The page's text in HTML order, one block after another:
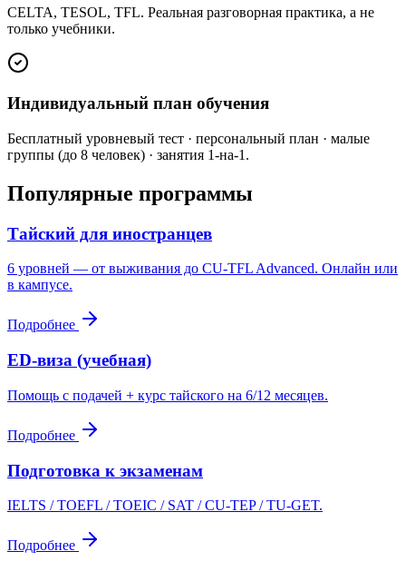
CELTA, TESOL, TFL. Реальная разговорная практика, а не
только учебники.
Индивидуальный план обучения
Бесплатный уровневый тест · персональный план · малые
группы (до 8 человек) · занятия 1-на-1.
Популярные программы
Тайский для иностранцев
6 уровней — от выживания до CU-TFL Advanced. Онлайн или
в кампусе.
Подробнее
ED-виза (учебная)
Помощь с подачей + курс тайского на 6/12 месяцев.
Подробнее
Подготовка к экзаменам
IELTS / TOEFL / TOEIC / SAT / CU-TEP / TU-GET.
Подробнее